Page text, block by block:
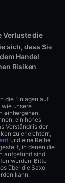
Verluste die
sich, dass Sie
Handel
Risiken
die Einlagen auf
wie unsere
einhergehen.
ein hohes
Verständnis der
zu erleichtern,
und eine Reihe
in denen die
aufgeführt sind.
werden. Bitte
über die Saxo
kann.